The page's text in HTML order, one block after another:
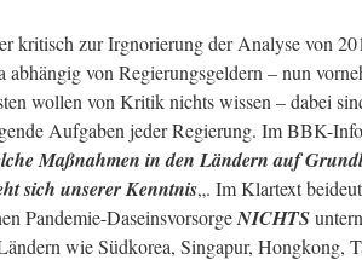
kritisch zur Irgnorierung der Analyse von
von Regierungsgeldern – nun
wollen von Kritik nichts wissen – dabei
Aufgaben jeder Regierung. Im BBK-
Maßnahmen in den Ländern auf
sich unserer Kenntnis„. Im Klartext
Pandemie-DaseinsvorsorgeNICHTS
wie Südkorea, Singapur, Hongkong,